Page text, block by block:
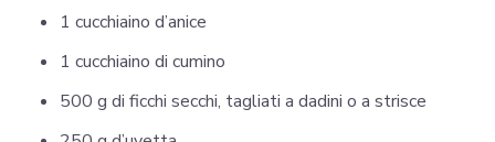
1 cucchiaino d’anice
1 cucchiaino di cumino
500 g di ficchi secchi, tagliati a dadini o a strisce